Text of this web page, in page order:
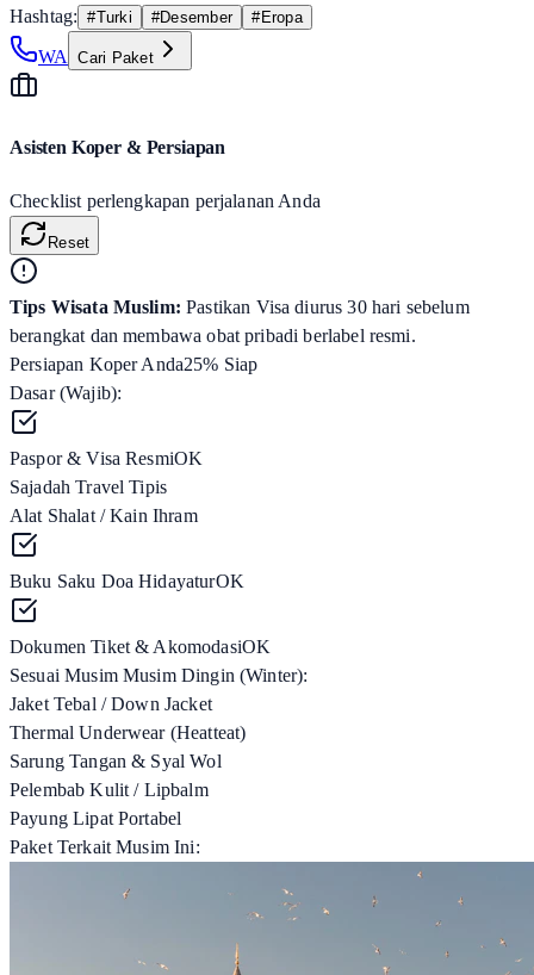
Hashtag: #Turki #Desember #Eropa
WA Cari Paket
Asisten Koper & Persiapan
Checklist perlengkapan perjalanan Anda
Reset
Tips Wisata Muslim: Pastikan Visa diurus 30 hari sebelum
berangkat dan membawa obat pribadi berlabel resmi.
Persiapan Koper Anda25% Siap
Dasar (Wajib):
Paspor & Visa ResmiOK
Sajadah Travel Tipis
Alat Shalat / Kain Ihram
Buku Saku Doa HidayaturOK
Dokumen Tiket & AkomodasiOK
Sesuai MusimMusim Dingin (Winter):
Jaket Tebal / Down Jacket
Thermal Underwear (Heatteat)
Sarung Tangan & Syal Wol
Pelembab Kulit / Lipbalm
Payung Lipat Portabel
Paket Terkait Musim Ini: